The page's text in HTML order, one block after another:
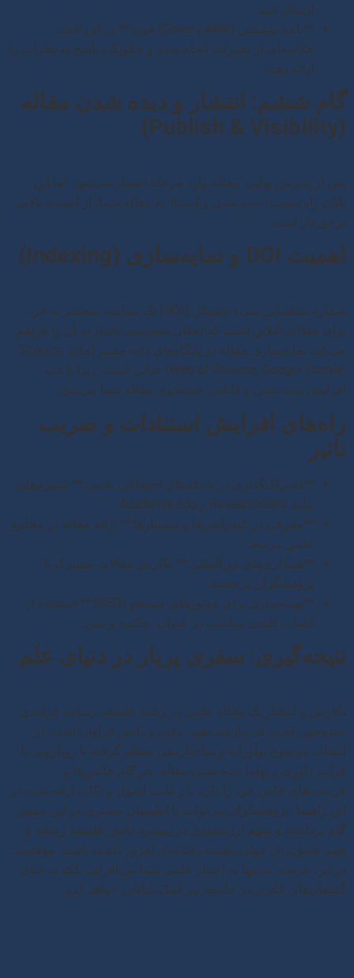
ارسال کنید.
**نامه پوششی (Cover Letter) قوی:** در این نامه،
خلاصه‌ای از تغییرات انجام شده و چگونگی پاسخ به نظرات را
ارائه دهید.
گام ششم: انتشار و دیده شدن مقاله
(Publish & Visibility)
پس از پذیرش نهایی، مقاله وارد مرحله انتشار می‌شود. اما این
پایان راه نیست؛ دیده شدن و استناد به مقاله شما، از اهمیت بالایی
برخوردار است.
اهمیت DOI و نمایه‌سازی (Indexing)
شماره شناسایی شیء دیجیتال (DOI) یک شناسه منحصر به فرد
برای مقالات آنلاین است که امکان دسترسی پایدار به آن را فراهم
می‌کند. نمایه‌سازی مقاله در پایگاه‌های داده معتبر (مانند Scopus,
Web of Science, Google Scholar) حیاتی است، زیرا باعث
افزایش دیده شدن و قابلیت جستجوی مقاله شما می‌شود.
راه‌های افزایش استنادات و ضریب
تاثیر
**اشتراک‌گذاری در شبکه‌های اجتماعی علمی:** پلتفرم‌هایی
مانند ResearchGate و Academia.edu.
**معرفی در کنفرانس‌ها و سمینارها:** ارائه مقاله در مجامع
علمی مرتبط.
**همکاری‌های بین‌المللی:** نگارش مقالات مشترک با
پژوهشگران برجسته.
**بهینه‌سازی برای موتورهای جستجو (SEO):** استفاده از
کلمات کلیدی مناسب در عنوان، چکیده و متن.
نتیجه‌گیری: سفری پربار در دنیای علم
نگارش و انتشار یک مقاله علمی در رشته فلسفه رسانه، فرآیندی
چندوجهی است که نیازمند تعهد، دقت و دانش فراوان است. از
انتخاب موضوع نوآورانه و ساختاردهی منظم گرفته تا رویارویی با
فرآیند داوری و نهایتأ دیده شدن مقاله، هر گام چالش‌ها و
فرصت‌های خاص خود را دارد. با رعایت اصول و نکات ارائه شده در
این راهنما، پژوهشگران می‌توانند با اطمینان بیشتری در این مسیر
گام برداشته و سهم ارزشمندی در پیشبرد دانش فلسفه رسانه و
فهم عمیق‌تر از جهان پیچیده رسانه‌ای امروز داشته باشند. موفقیت
در این عرصه، نه تنها به اعتبار علمی شما می‌افزاید، بلکه به غنای
گفتمان‌های فکری در جامعه نیز کمک شایانی خواهد کرد.